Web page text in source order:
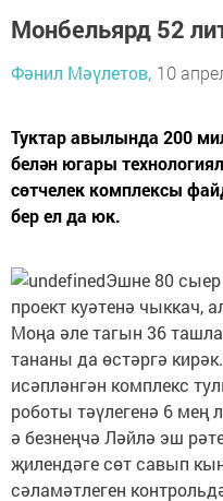
Монбельярд 52
Фәнил Мәүлетов, 10
Туктар авылында 200
белән югары
сөтчелек комплексы
бер ел да юк.
Эшне 80
проект куәтенә чыккач,
Моңа әле тагын 36
тананы да өстәргә
исәпләнгән комплекс
роботы тәүлегенә 6 мең
ә безнеңчә Ләйлә эш
җилендәге сөт савып
сәламәтлеген